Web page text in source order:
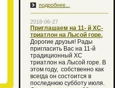
подробнее...
2018-06-27
Приглашаем на 11- й XC-
триатлон на Лысой горе.
Дорогие друзья! Рады
пригласить Вас на 11-й
традиционный XC
триатлон на Лысой горе. В
этом году, собственно как
всегда он состоится в
последнюю субботу июля.